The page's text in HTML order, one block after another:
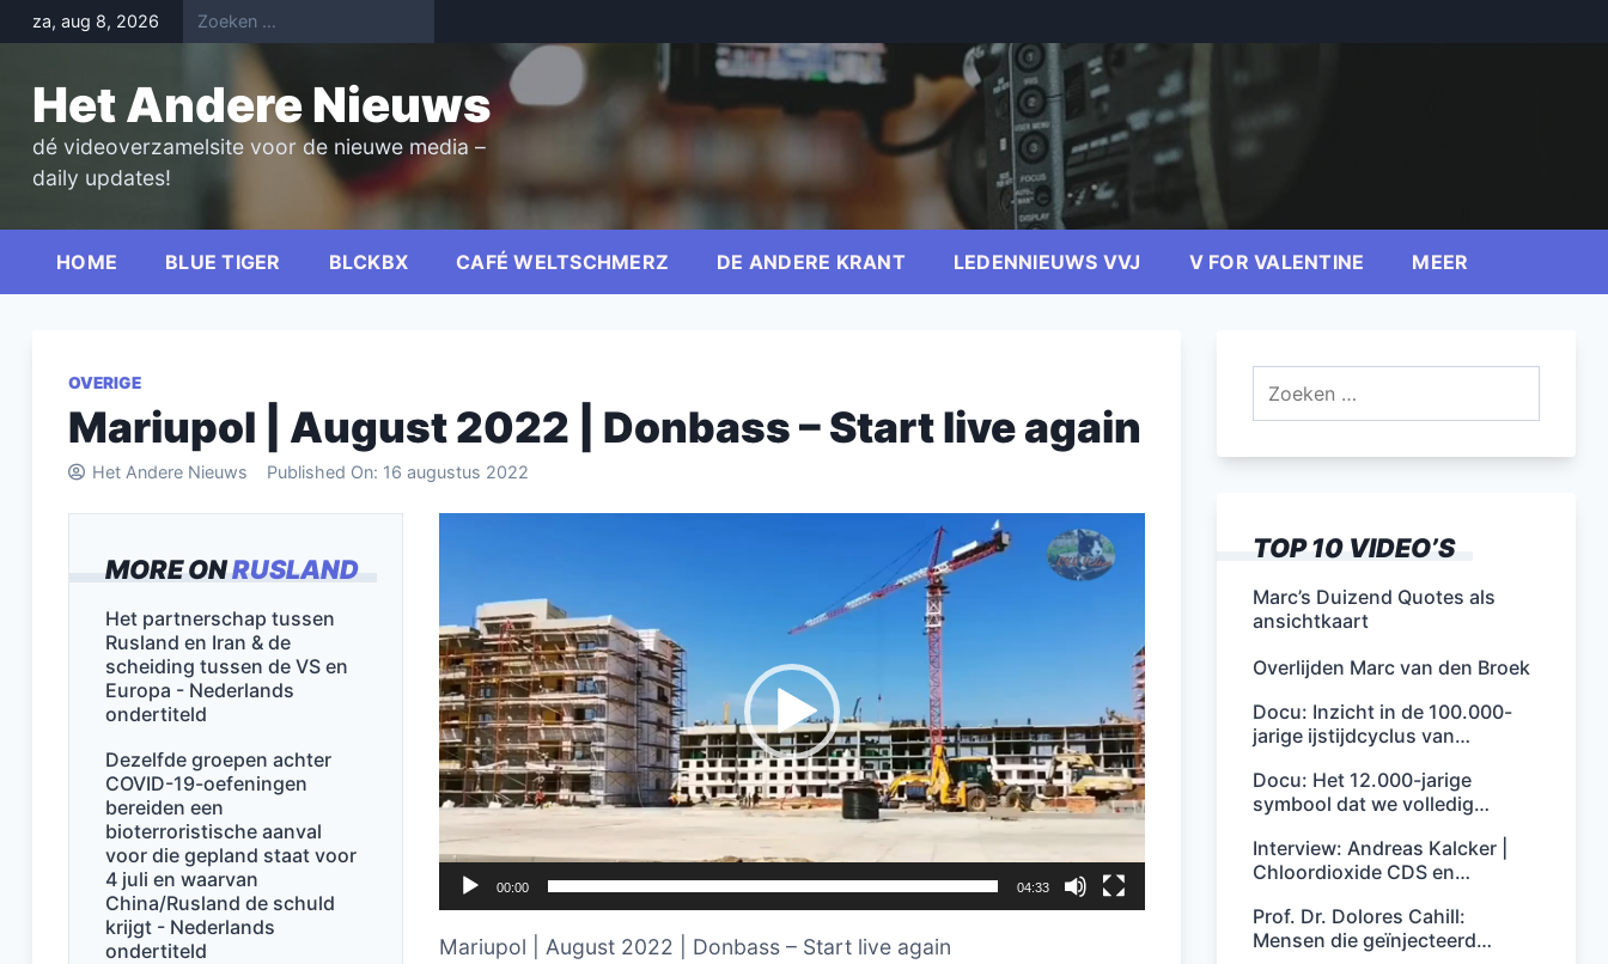
Skip
to
za, aug 8, 2026
Het Andere Nieuws
dé videoverzamelsite voor de nieuwe media –
daily updates!
HOME BLUE TIGER BLCKBX CAFÉ WELTSCHMERZ DE ANDERE KRANT LEDENNIEUWS VVJ V FOR VALENTINE MEER
OVERIGE
Mariupol | August 2022 | Donbass – Start live again
Het Andere Nieuws Published On: 16 augustus 2022
MORE ONRUSLAND
Het partnerschap tussen
Rusland en Iran & de
scheiding tussen de VS en
Europa - Nederlands
ondertiteld
Dezelfde groepen achter
COVID-19-oefeningen
bereiden een
bioterroristische aanval
voor die gepland staat voor
4 juli en waarvan
China/Rusland de schuld
krijgt - Nederlands
ondertiteld
00:00 04:33
Mariupol | August 2022 | Donbass – Start live again
TOP 10 VIDEO’S
Marc’s Duizend Quotes als
ansichtkaart
Overlijden Marc van den Broek
Docu: Inzicht in de 100.000-
jarige ijstijdcyclus van…
Docu: Het 12.000-jarige
symbool dat we volledig…
Interview: Andreas Kalcker |
Chloordioxide CDS en…
Prof. Dr. Dolores Cahill:
Mensen die geïnjecteerd…